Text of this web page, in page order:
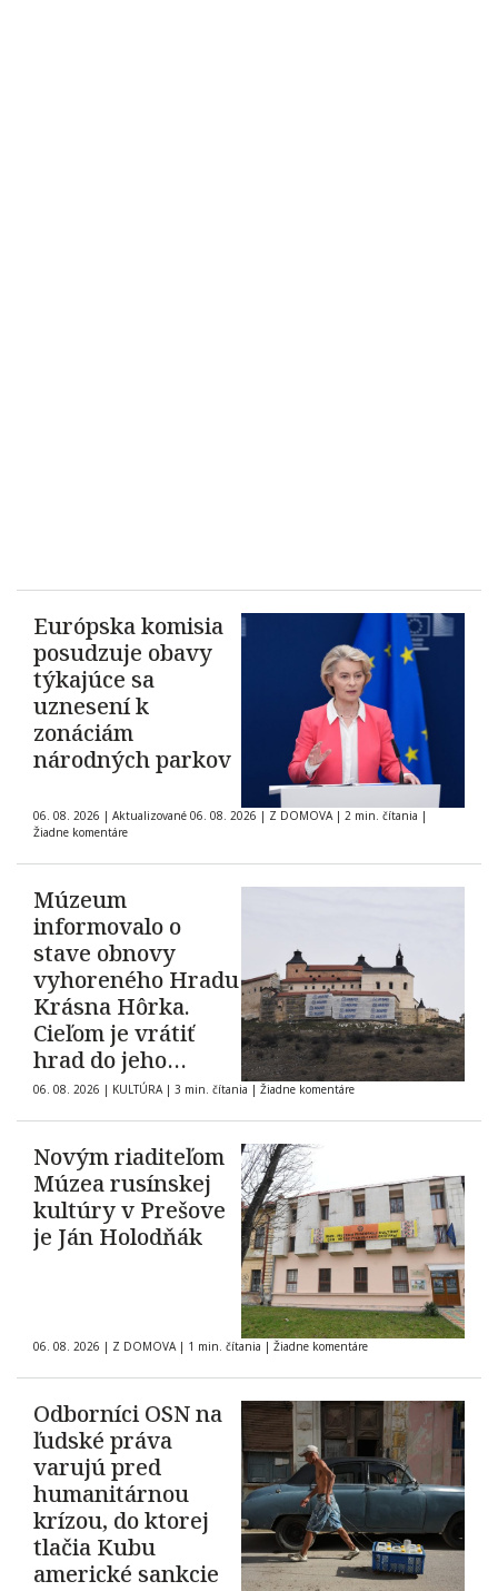
Európska komisia
posudzuje obavy
týkajúce sa
uznesení k
zonáciám
národných parkov
06. 08. 2026 | Aktualizované 06. 08. 2026 | Z DOMOVA | 2 min. čítania |
Žiadne komentáre
Múzeum
informovalo o
stave obnovy
vyhoreného Hradu
Krásna Hôrka.
Cieľom je vrátiť
hrad do jeho
pôvodnej podoby z
roku 1903
06. 08. 2026 | KULTÚRA | 3 min. čítania | Žiadne komentáre
Novým riaditeľom
Múzea rusínskej
kultúry v Prešove
je Ján Holodňák
06. 08. 2026 | Z DOMOVA | 1 min. čítania | Žiadne komentáre
Odborníci OSN na
ľudské práva
varujú pred
humanitárnou
krízou, do ktorej
tlačia Kubu
americké sankcie